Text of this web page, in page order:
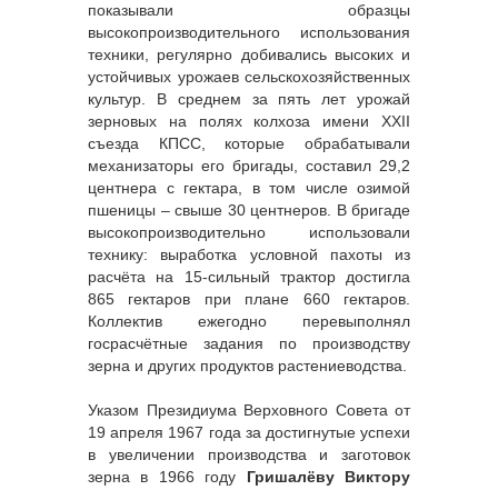
показывали образцы
высокопроизводительного использования
техники, регулярно добивались высоких и
устойчивых урожаев сельскохозяйственных
культур. В среднем за пять лет урожай
зерновых на полях колхоза имени XXII
съезда КПСС, которые обрабатывали
механизаторы его бригады, составил 29,2
центнера с гектара, в том числе озимой
пшеницы – свыше 30 центнеров. В бригаде
высокопроизводительно использовали
технику: выработка условной пахоты из
расчёта на 15-сильный трактор достигла
865 гектаров при плане 660 гектаров.
Коллектив ежегодно перевыполнял
госрасчётные задания по производству
зерна и других продуктов растениеводства.
Указом Президиума Верховного Совета от
19 апреля 1967 года за достигнутые успехи
в увеличении производства и заготовок
зерна в 1966 году Гришалёву Виктору